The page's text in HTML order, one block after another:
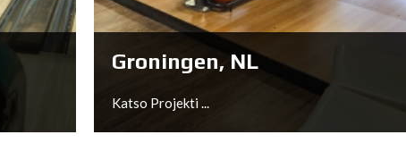
Katso Projekti ...
Groningen, NL
Katso Projekti ...